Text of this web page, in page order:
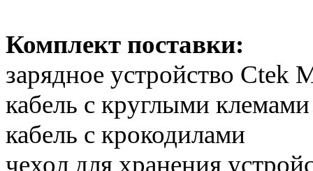
Комплект поставки:
зарядное устройство Ctek
кабель с круглыми клемами
кабель с крокодилами
чехол для хранения